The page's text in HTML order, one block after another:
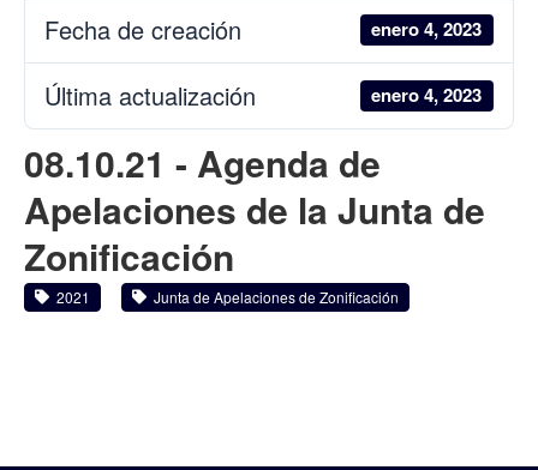
Fecha de creación enero 4, 2023
Última actualización enero 4, 2023
08.10.21 - Agenda de
Apelaciones de la Junta de
Zonificación
2021 Junta de Apelaciones de Zonificación